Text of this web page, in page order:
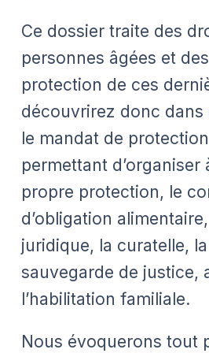
Ce dossier traite des
personnes âgées et
protection de ces
découvrirez donc
le mandat de
permettant d’organiser
propre protection, le
d’obligation
juridique, la curatelle,
sauvegarde de justice,
l’habilitation familiale.
Nous évoquerons tout